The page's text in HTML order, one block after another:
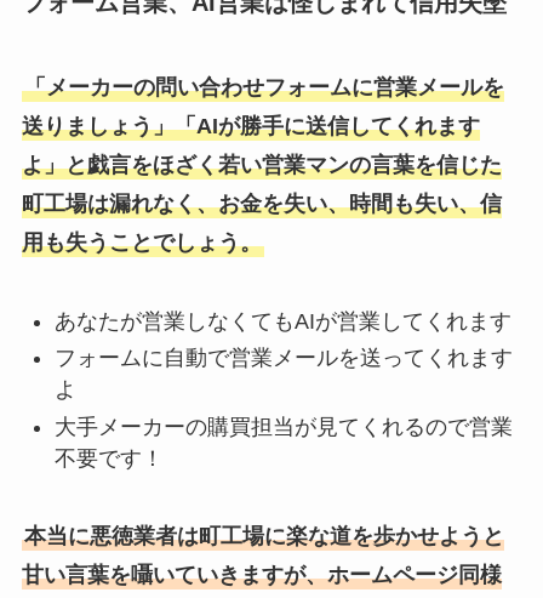
「メーカーの問い合わせフォームに営業メールを
送りましょう」「AIが勝手に送信してくれます
よ」と戯言をほざく若い営業マンの言葉を信じた
町工場は漏れなく、お金を失い、時間も失い、信
用も失うことでしょう。
あなたが営業しなくてもAIが営業してくれます
フォームに自動で営業メールを送ってくれます
よ
大手メーカーの購買担当が見てくれるので営業
不要です！
本当に悪徳業者は町工場に楽な道を歩かせようと
甘い言葉を囁いていきますが、ホームページ同様